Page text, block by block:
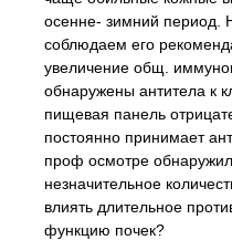
осенне- зимний период.
соблюдаем его
увеличение общ.
обнаружены антитела к
пищевая панель
постоянно принимает
проф осмотре
незначительное
влиять длительное
функцию почек?